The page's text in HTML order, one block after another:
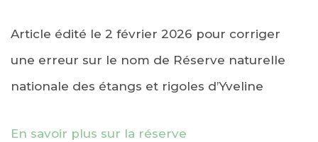
Article édité le 2 février 2026 pour corriger
une erreur sur le nom de Réserve naturelle
nationale des étangs et rigoles d’Yveline
En savoir plus sur la réserve